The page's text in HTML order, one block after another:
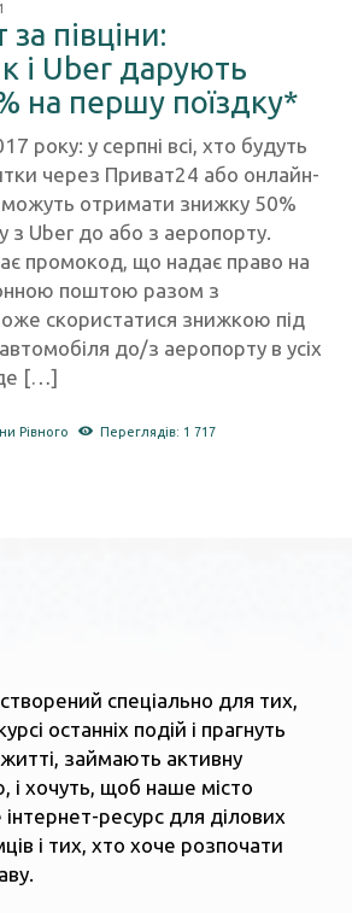
півціни:
і Uber дарують
на першу поїздку*
року: у серпні всі, хто будуть
через Приват24 або онлайн-
отримати знижку 50%
з Uber до або з аеропорту.
промокод, що надає право на
поштою разом з
скористатися знижкою під
до/з аеропорту в усіх
[…]
Рівного Переглядів: 1 717
спеціально для тих,
останніх подій і прагнуть
житті, займають активну
і хочуть, щоб наше місто
ресурс для ділових
і тих, хто хоче розпочати